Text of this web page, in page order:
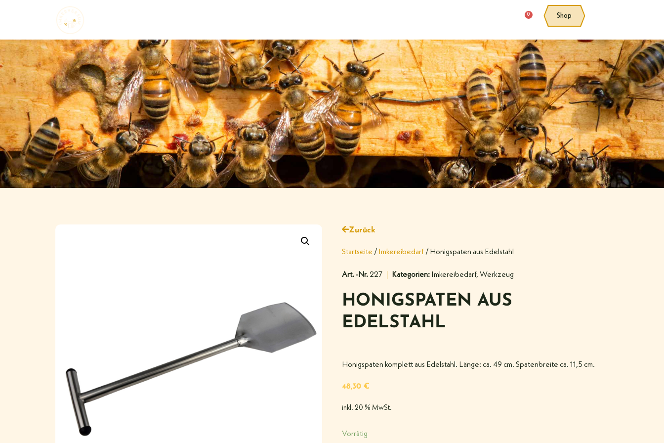
0 Shop
Zurück
Startseite / Imkereibedarf / Honigspaten aus Edelstahl
Art. -Nr.227 Kategorien: Imkereibedarf, Werkzeug
HONIGSPATEN AUS
EDELSTAHL
Honigspaten komplett aus Edelstahl. Länge: ca. 49 cm. Spatenbreite ca. 11,5 cm.
48,30 €
inkl. 20 % MwSt.
Vorrätig